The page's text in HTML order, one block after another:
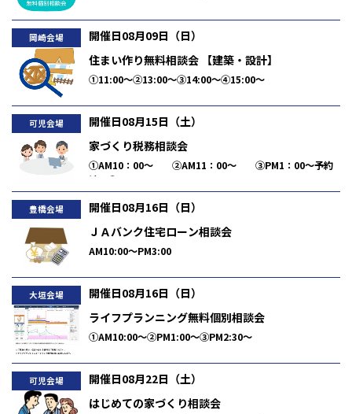
岡崎会場
開催日08月09日（日）
住まい作り無料相談会 【建築・設計】
①11:00～②13:00～③14:00～④15:00～
可児会場
開催日08月15日（土）
家づくり税務相談会
①AM10：00～ ②AM11：00～ ③PM1：00～予約
済 ④PM2：00～ ⑤PM3：00～
豊橋会場
開催日08月16日（日）
ＪＡバンク住宅ローン相談会
AM10:00～PM3:00
大垣会場
開催日08月16日（日）
ライフプランニング無料個別相談会
①AM10:00～②PM1:00～③PM2:30～
可児会場
開催日08月22日（土）
はじめての家づくり相談会